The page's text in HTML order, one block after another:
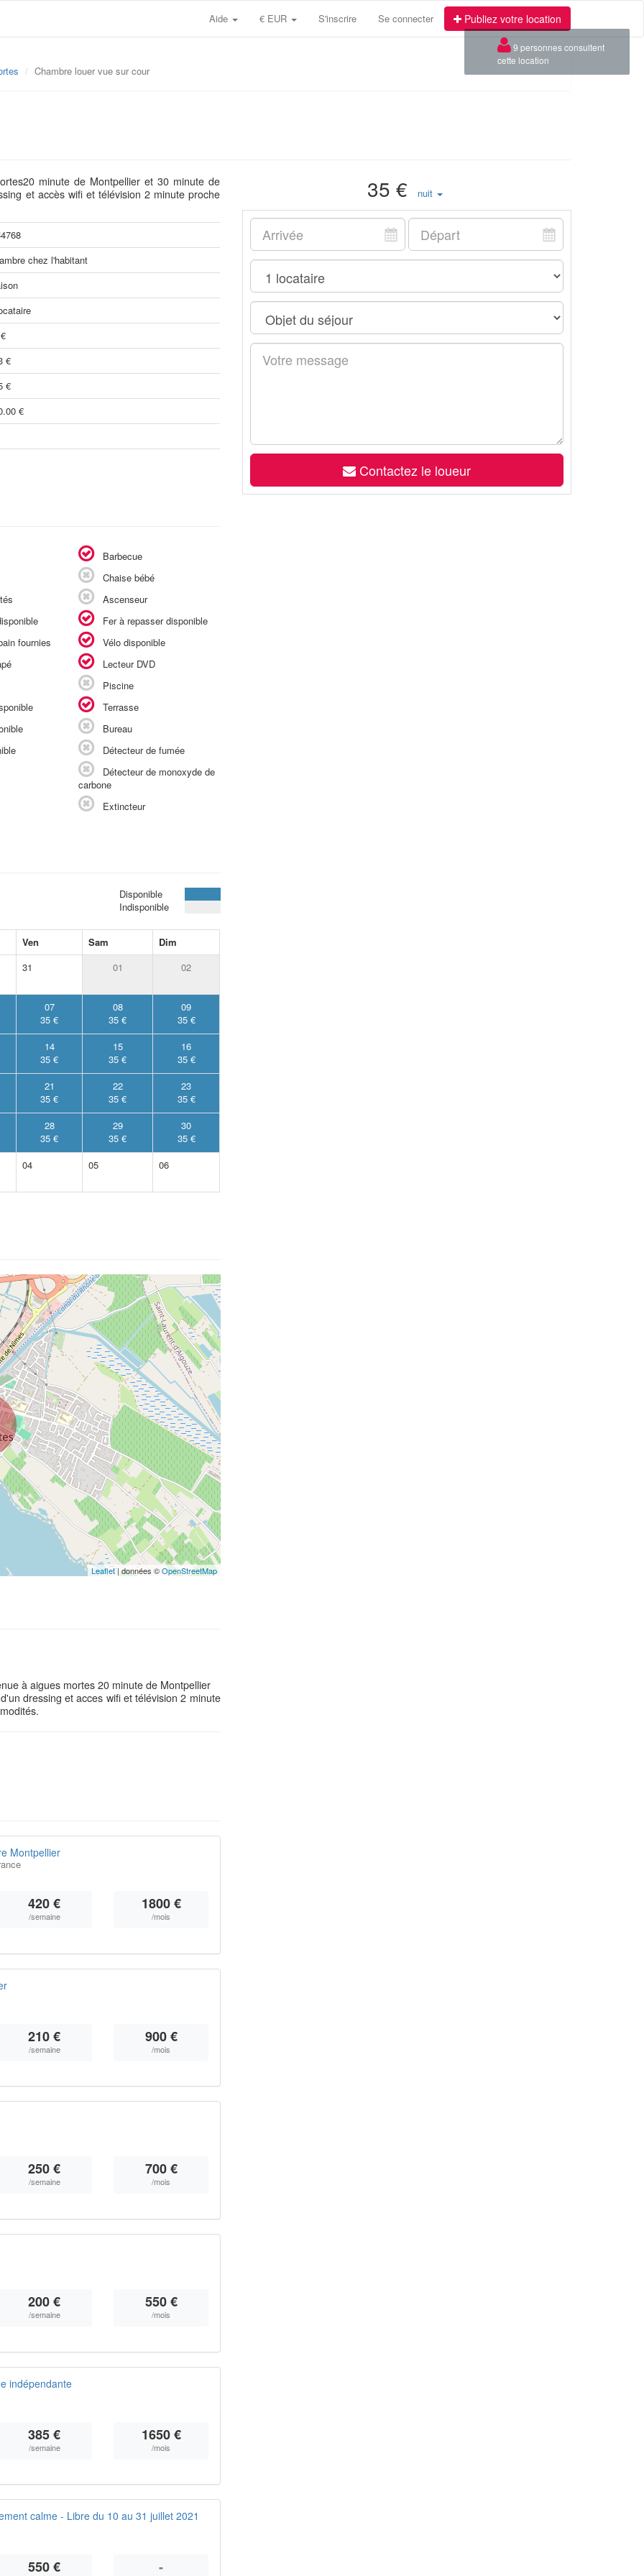
Aide € EUR S'inscrire Se connecter Publiez votre location
Chambre louer vue sur cour
35 € nuit
Contactez le loueur
minute de Montpellier et 30 minute de
et accès wifi et télévision 2 minute proche
chez l'habitant
€
€
€
fournies
Barbecue
Chaise bébé
Ascenseur
Fer à repasser disponible
Vélo disponible
Lecteur DVD
Piscine
Terrasse
Bureau
Détecteur de fumée
Détecteur de monoxyde de
carbone
Extincteur
Disponible
Indisponible
Ven Sam
Dim
31
01 02
07
35 €
08
35 €
09
35 €
14
35 €
15
35 €
16
35 €
21
35 €
22
35 €
23
35 €
28
35 €
29
35 €
30
35 €
04
05 06
Leaflet| données ©OpenStreetMap
à aigues mortes 20 minute de Montpellier
dressing et acces wifi et télévision 2 minute
Montpellier
420 €
/semaine
1800 €
/mois
210 €
/semaine
900 €
/mois
250 €
/semaine
700 €
/mois
200 €
/semaine
550 €
/mois
indépendante
385 €
/semaine
1650 €
/mois
calme - Libre du 10 au 31 juillet 2021
550 € -
×
9 personnes consultent
cette location